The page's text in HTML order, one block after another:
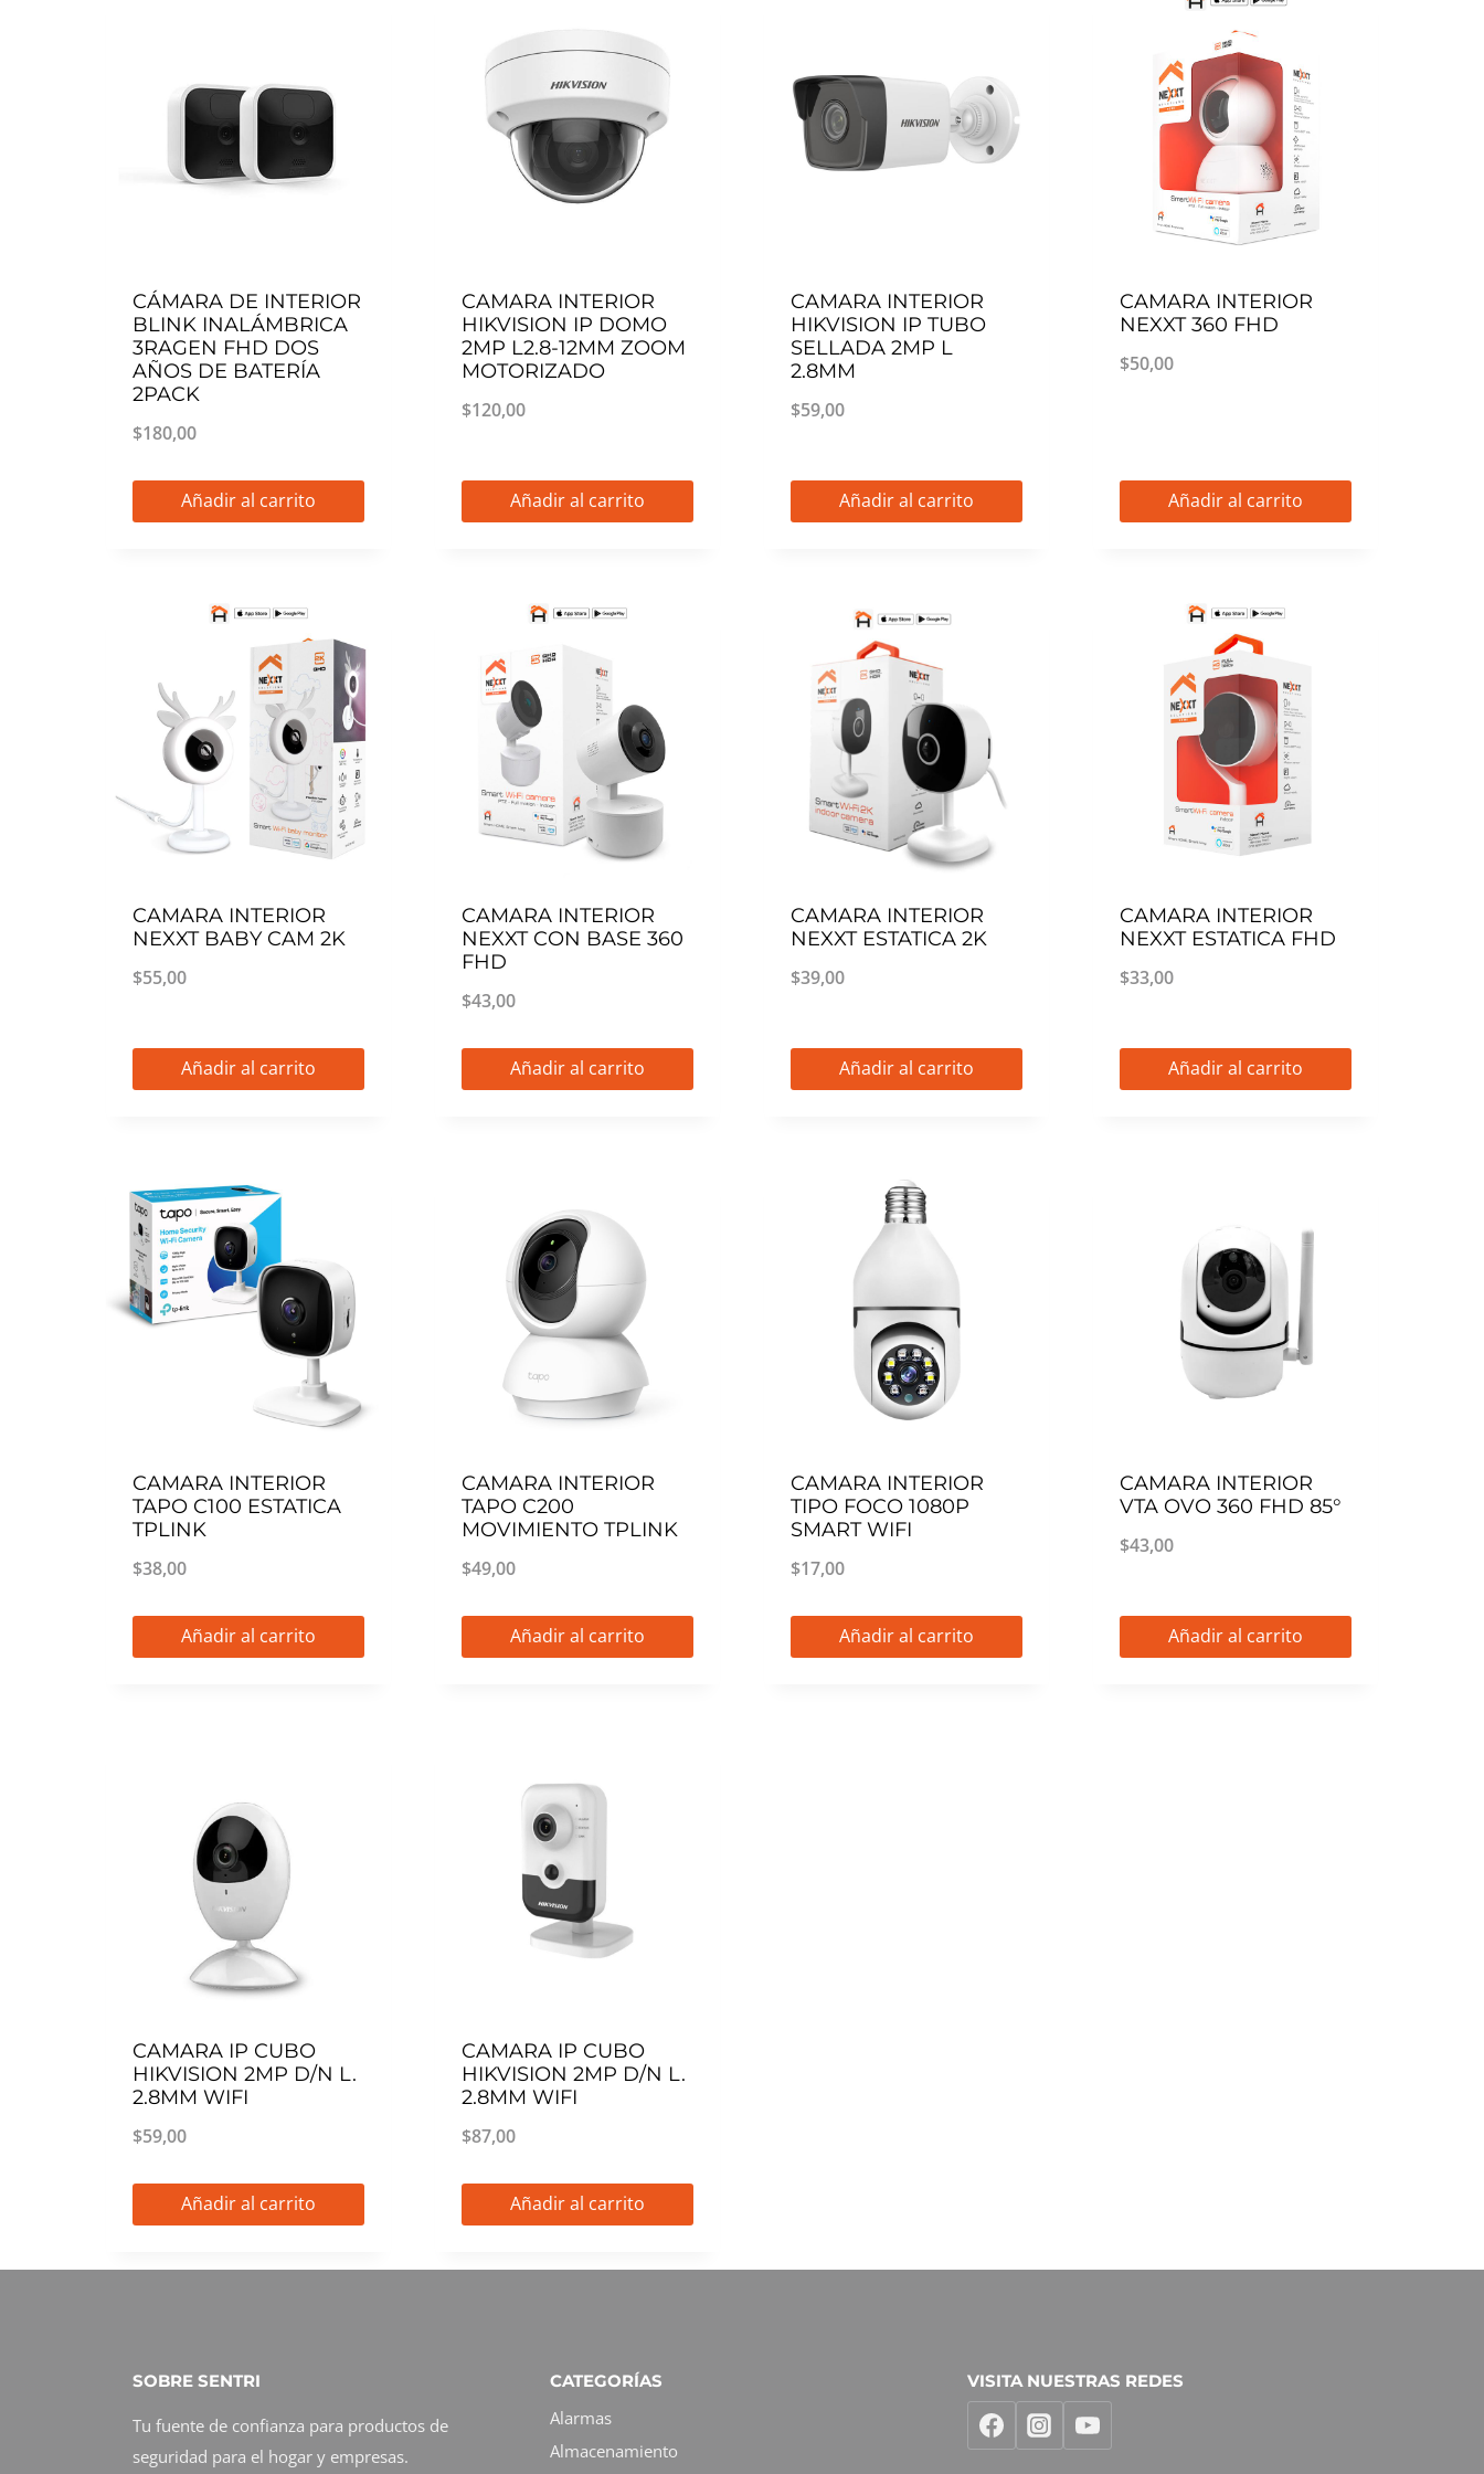
CÁMARA DE INTERIOR
BLINK INALÁMBRICA
3RAGEN FHD DOS
AÑOS DE BATERÍA
2PACK
$180,00
Añadir al carrito
CAMARA INTERIOR
HIKVISION IP DOMO
2MP L2.8-12MM ZOOM
MOTORIZADO
$120,00
Añadir al carrito
CAMARA INTERIOR
HIKVISION IP TUBO
SELLADA 2MP L
2.8MM
$59,00
Añadir al carrito
CAMARA INTERIOR
NEXXT 360 FHD
$50,00
Añadir al carrito
CAMARA INTERIOR
NEXXT BABY CAM 2K
$55,00
Añadir al carrito
CAMARA INTERIOR
NEXXT CON BASE 360
FHD
$43,00
Añadir al carrito
CAMARA INTERIOR
NEXXT ESTATICA 2K
$39,00
Añadir al carrito
CAMARA INTERIOR
NEXXT ESTATICA FHD
$33,00
Añadir al carrito
CAMARA INTERIOR
TAPO C100 ESTATICA
TPLINK
$38,00
Añadir al carrito
CAMARA INTERIOR
TAPO C200
MOVIMIENTO TPLINK
$49,00
Añadir al carrito
CAMARA INTERIOR
TIPO FOCO 1080P
SMART WIFI
$17,00
Añadir al carrito
CAMARA INTERIOR
VTA OVO 360 FHD 85°
$43,00
Añadir al carrito
CAMARA IP CUBO
HIKVISION 2MP D/N L.
2.8MM WIFI
$59,00
Añadir al carrito
CAMARA IP CUBO
HIKVISION 2MP D/N L.
2.8MM WIFI
$87,00
Añadir al carrito
SOBRE SENTRI
Tu fuente de confianza para productos de
seguridad para el hogar y empresas.
CATEGORÍAS
Alarmas
Almacenamiento
VISITA NUESTRAS REDES